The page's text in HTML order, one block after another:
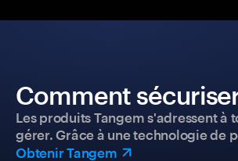
Comment
Les produits Tangem s'adressent à
gérer. Grâce à une technologie de
Obtenir Tangem